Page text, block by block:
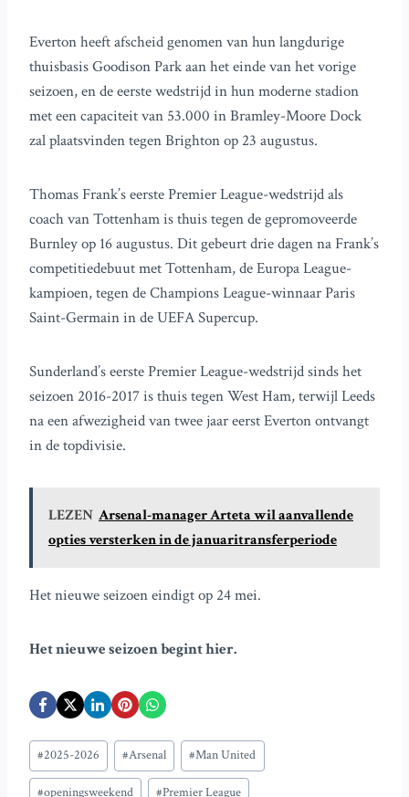
Everton heeft afscheid genomen van hun langdurige
thuisbasis Goodison Park aan het einde van het vorige
seizoen, en de eerste wedstrijd in hun moderne stadion
met een capaciteit van 53.000 in Bramley-Moore Dock
zal plaatsvinden tegen Brighton op 23 augustus.
Thomas Frank’s eerste Premier League-wedstrijd als
coach van Tottenham is thuis tegen de gepromoveerde
Burnley op 16 augustus. Dit gebeurt drie dagen na Frank’s
competitiedebuut met Tottenham, de Europa League-
kampioen, tegen de Champions League-winnaar Paris
Saint-Germain in de UEFA Supercup.
Sunderland’s eerste Premier League-wedstrijd sinds het
seizoen 2016-2017 is thuis tegen West Ham, terwijl Leeds
na een afwezigheid van twee jaar eerst Everton ontvangt
in de topdivisie.
LEZEN Arsenal-manager Arteta wil aanvallende
opties versterken in de januaritransferperiode
Het nieuwe seizoen eindigt op 24 mei.
Het nieuwe seizoen begint hier.
Bericht
tags:
#2025-2026 #Arsenal #Man United
#openingsweekend #Premier League